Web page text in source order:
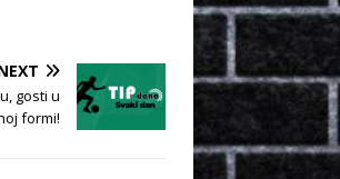
gosti u
formi!